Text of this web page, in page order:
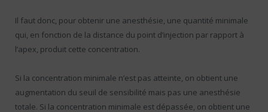
Il faut donc, pour obtenir une anesthésie, une quantité minimale
qui, en fonction de la distance du point d’injection par rapport à
l’apex, produit cette concentration.
Si la concentration minimale n’est pas atteinte, on obtient une
augmentation du seuil de sensibilité mais pas une anesthésie
totale. Si la concentration minimale est dépassée, on obtient une